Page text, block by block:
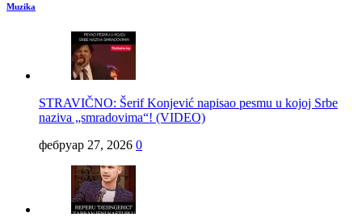
Muzika
STRAVIČNO: Šerif Konjević napisao pesmu u kojoj Srbe
naziva „smradovima“! (VIDEO)
фебруар 27, 2026 0